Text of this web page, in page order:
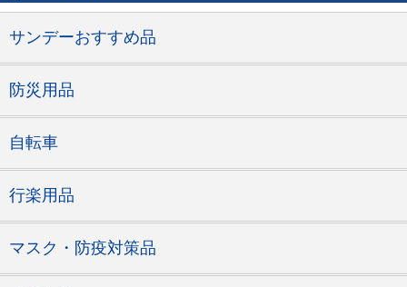
サンデーおすすめ品
防災用品
自転車
行楽用品
マスク・防疫対策品